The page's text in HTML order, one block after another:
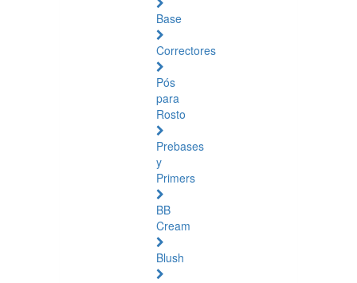
Base
Correctores
Pós
para
Rosto
Prebases
y
Primers
BB
Cream
Blush